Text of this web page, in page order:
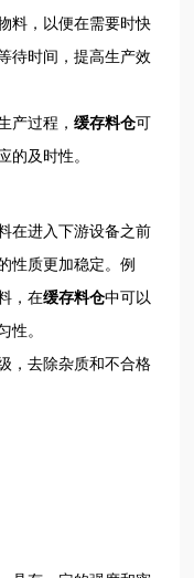
料，以便在需要时快
待时间，提高生产效
产过程，缓存料仓可
的及时性。
在进入下游设备之前
性质更加稳定。例
，在缓存料仓中可以
性。
，去除杂质和不合格